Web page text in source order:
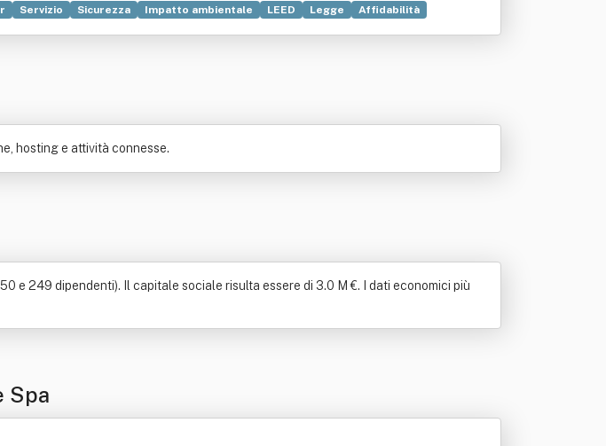
Servizio Sicurezza Impatto ambientale LEED Legge
Affidabilità
hosting e attività connesse.
e 249 dipendenti). Il capitale sociale risulta essere di 3.0 M €. I dati economici più
Spa